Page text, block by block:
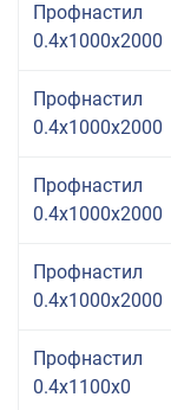
Профнастил
0.4x1000x2000
Профнастил
0.4x1000x2000
Профнастил
0.4x1000x2000
Профнастил
0.4x1000x2000
Профнастил
0.4x1100x0